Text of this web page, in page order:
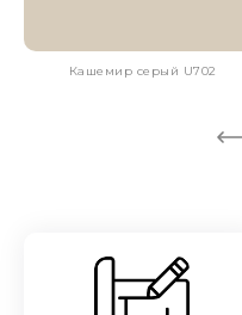
Кашемир серый U702